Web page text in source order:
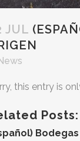
JUL
this entry is
Posts: